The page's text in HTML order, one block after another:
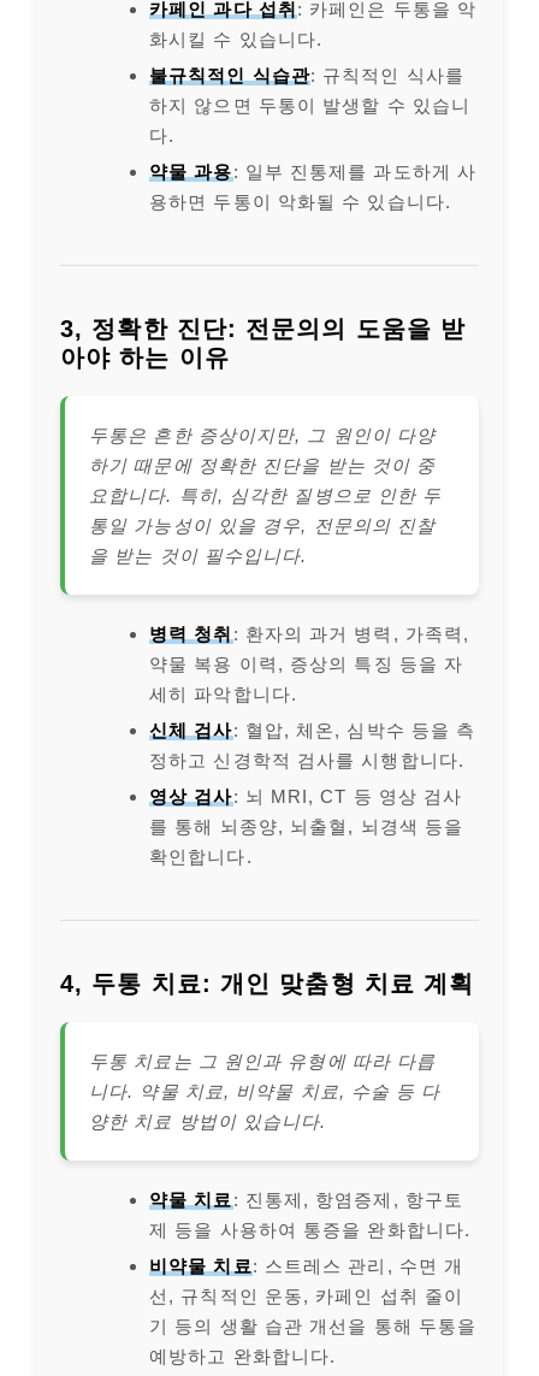
카페인 과다 섭취 : 카페인은 두통을 악
화시킬 수 있습니다.
불규칙적인 식습관: 규칙적인 식사를
하지 않으면 두통이 발생할 수 있습니
다.
약물 과용: 일부 진통제를 과도하게 사
용하면 두통이 악화될 수 있습니다.
3, 정확한 진단: 전문의의 도움을 받
아야 하는 이유
두통은 흔한 증상이지만, 그 원인이 다양
하기 때문에 정확한 진단을 받는 것이 중
요합니다. 특히, 심각한 질병으로 인한 두
통일 가능성이 있을 경우, 전문의의 진찰
을 받는 것이 필수입니다.
병력 청취 : 환자의 과거 병력, 가족력,
약물 복용 이력, 증상의 특징 등을 자
세히 파악합니다.
신체 검사: 혈압, 체온, 심박수 등을 측
정하고 신경학적 검사를 시행합니다.
영상 검사: 뇌 MRI, CT 등 영상 검사
를 통해 뇌종양, 뇌출혈, 뇌경색 등을
확인합니다.
4, 두통 치료: 개인 맞춤형 치료 계획
두통 치료는 그 원인과 유형에 따라 다릅
니다. 약물 치료, 비약물 치료, 수술 등 다
양한 치료 방법이 있습니다.
약물 치료 : 진통제, 항염증제, 항구토
제 등을 사용하여 통증을 완화합니다.
비약물 치료: 스트레스 관리, 수면 개
선, 규칙적인 운동, 카페인 섭취 줄이
기 등의 생활 습관 개선을 통해 두통을
예방하고 완화합니다.